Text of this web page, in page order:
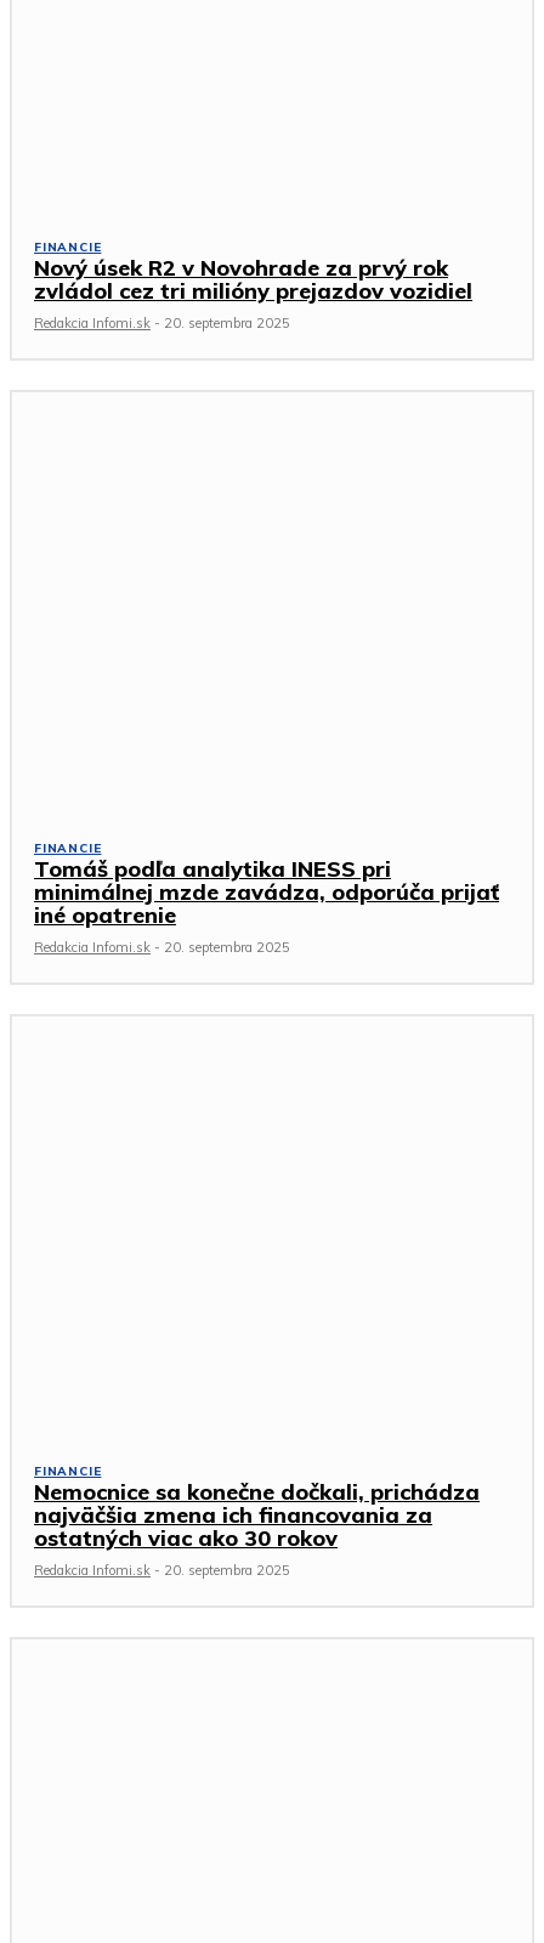
FINANCIE
Nový úsek R2 v Novohrade za prvý rok
zvládol cez tri milióny prejazdov vozidiel
Redakcia Infomi.sk - 20. septembra 2025
FINANCIE
Tomáš podľa analytika INESS pri
minimálnej mzde zavádza, odporúča prijať
iné opatrenie
Redakcia Infomi.sk - 20. septembra 2025
FINANCIE
Nemocnice sa konečne dočkali, prichádza
najväčšia zmena ich financovania za
ostatných viac ako 30 rokov
Redakcia Infomi.sk - 20. septembra 2025